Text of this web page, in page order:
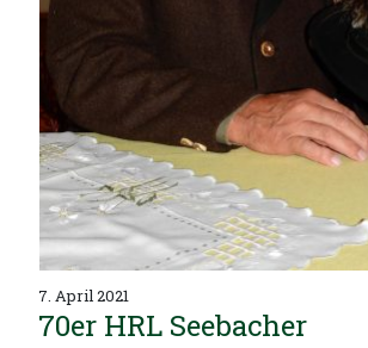
7. April 2021
70er HRL Seebacher